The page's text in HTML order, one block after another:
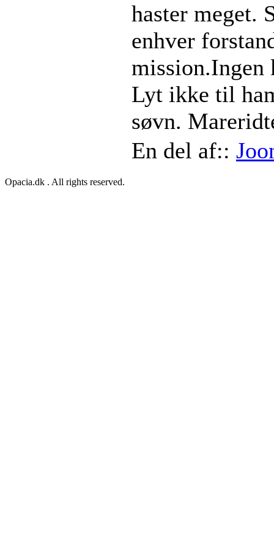
haster meget.
enhver
mission.Ingen
Lyt ikke til
søvn.
En del af::
Opacia.dk . All rights reserved.